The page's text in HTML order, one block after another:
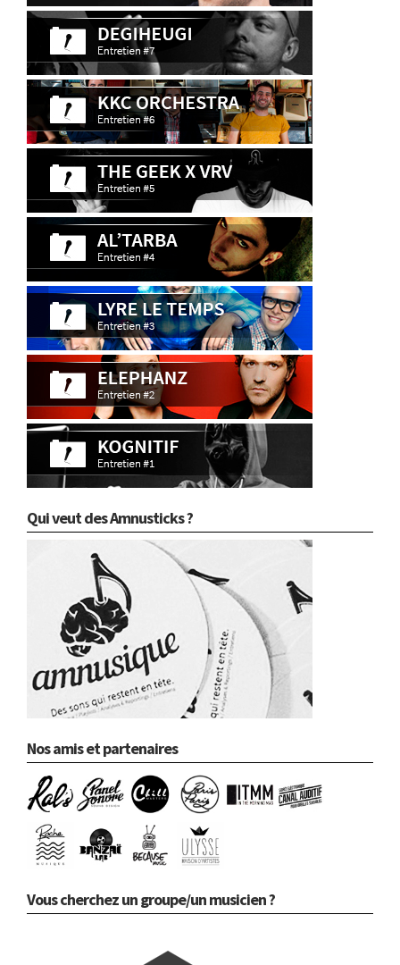
Qui veut des Amnusticks ?
Nos amis et partenaires
Vous cherchez un groupe/un musicien ?